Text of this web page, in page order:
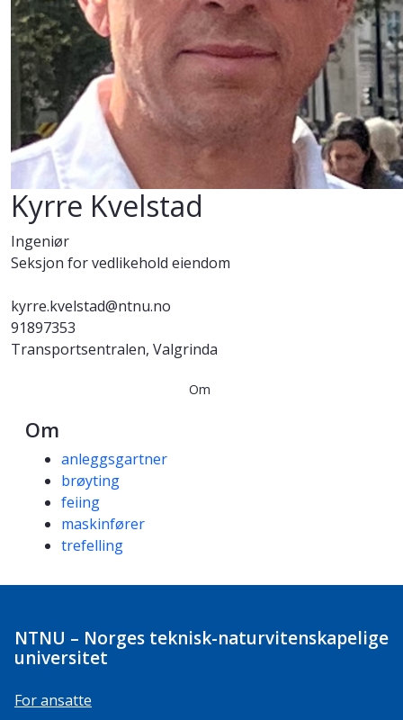
Kyrre Kvelstad
Ingeniør
Seksjon for vedlikehold eiendom
kyrre.kvelstad@ntnu.no
91897353
Transportsentralen, Valgrinda
Om
Om
Kompetanseord
anleggsgartner
brøyting
feiing
maskinfører
trefelling
NTNU – Norges teknisk-naturvitenskapelige
universitet
For ansatte